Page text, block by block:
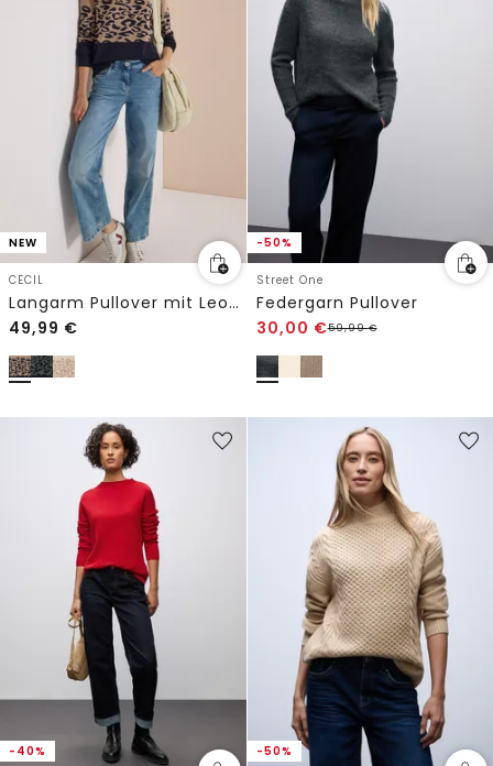
NEW
CECIL
Langarm Pullover mit Leo-Jacquard-Muster
49,99 €
-50%
Street One
Federgarn Pullover
30,00 €59,99€
-40% -50%